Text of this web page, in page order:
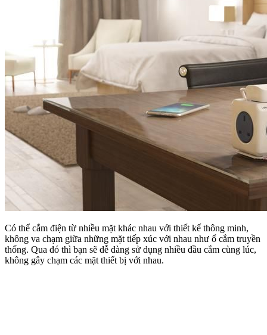
Có thể cắm điện từ nhiều mặt khác nhau với thiết kế thông minh,
không va chạm giữa những mặt tiếp xúc với nhau như ổ cắm truyền
thống. Qua đó thì bạn sẽ dễ dàng sử dụng nhiều đầu cắm cùng lúc,
không gây chạm các mặt thiết bị với nhau.